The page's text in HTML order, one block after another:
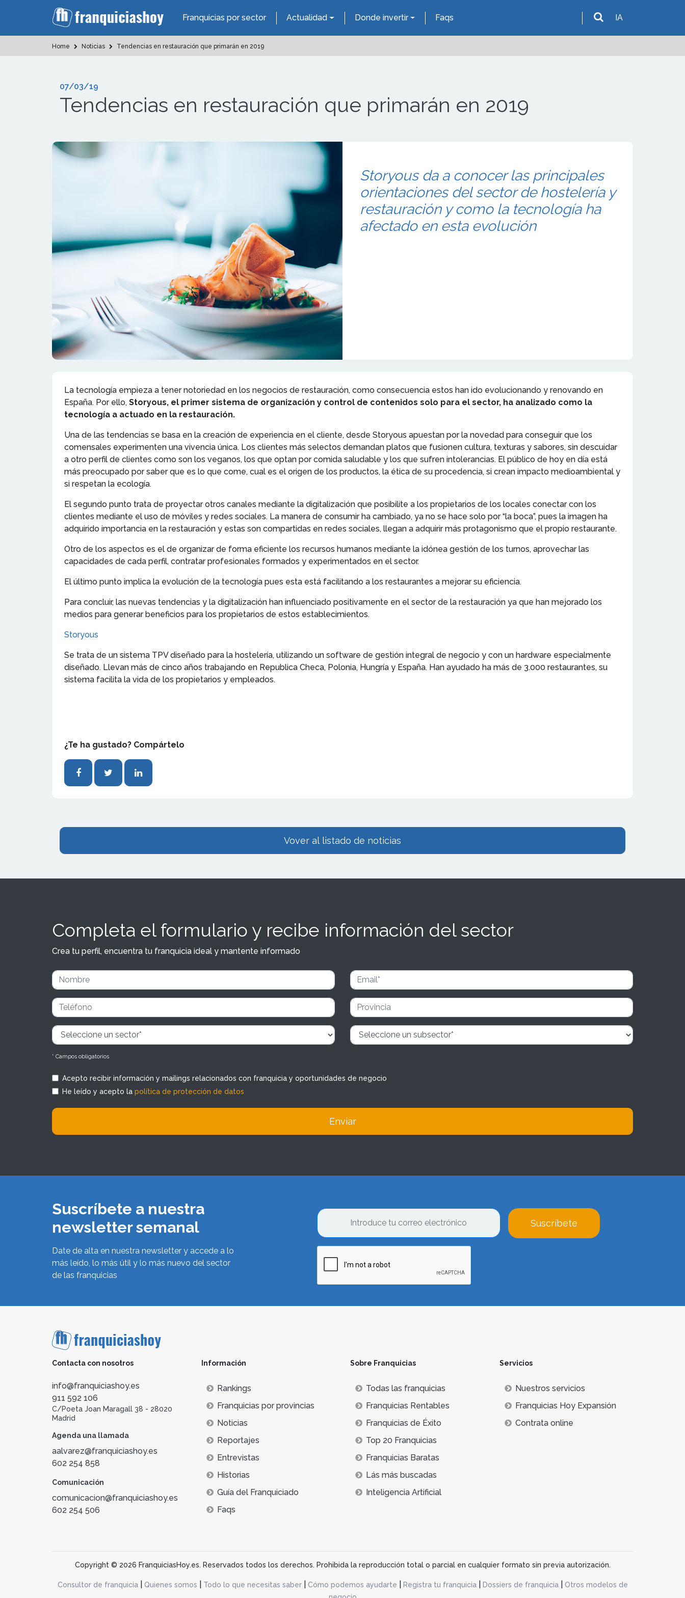
Franquicias por sector Actualidad Donde invertir Faqs IA
Home Noticias Tendencias en restauración que primarán en 2019
07/03/19
Tendencias en restauración que primarán en 2019
Storyous da a conocer las principales
orientaciones del sector de hostelería y
restauración y como la tecnología ha
afectado en esta evolución
La tecnología empieza a tener notoriedad en los negocios de restauración, como consecuencia estos han ido evolucionando y renovando en
España. Por ello, Storyous, el primer sistema de organización y control de contenidos solo para el sector, ha analizado como la
tecnología a actuado en la restauración.
Una de las tendencias se basa en la creación de experiencia en el cliente, desde Storyous apuestan por la novedad para conseguir que los
comensales experimenten una vivencia única. Los clientes más selectos demandan platos que fusionen cultura, texturas y sabores, sin descuidar
a otro perfil de clientes como son los veganos, los que optan por comida saludable y los que sufren intolerancias. El público de hoy en día está
más preocupado por saber que es lo que come, cual es el origen de los productos, la ética de su procedencia, si crean impacto medioambiental y
si respetan la ecología.
El segundo punto trata de proyectar otros canales mediante la digitalización que posibilite a los propietarios de los locales conectar con los
clientes mediante el uso de móviles y redes sociales. La manera de consumir ha cambiado, ya no se hace solo por “la boca”, pues la imagen ha
adquirido importancia en la restauración y estas son compartidas en redes sociales, llegan a adquirir más protagonismo que el propio restaurante.
Otro de los aspectos es el de organizar de forma eficiente los recursos humanos mediante la idónea gestión de los turnos, aprovechar las
capacidades de cada perfil, contratar profesionales formados y experimentados en el sector.
El último punto implica la evolución de la tecnología pues esta está facilitando a los restaurantes a mejorar su eficiencia.
Para concluir, las nuevas tendencias y la digitalización han influenciado positivamente en el sector de la restauración ya que han mejorado los
medios para generar beneficios para los propietarios de estos establecimientos.
Storyous
Se trata de un sistema TPV diseñado para la hostelería, utilizando un software de gestión integral de negocio y con un hardware especialmente
diseñado. Llevan más de cinco años trabajando en Republica Checa, Polonia, Hungría y España. Han ayudado ha más de 3.000 restaurantes, su
sistema facilita la vida de los propietarios y empleados.
¿Te ha gustado? Compártelo
Vover al listado de noticias
Completa el formulario y recibe información del sector
Crea tu perfil, encuentra tu franquicia ideal y mantente informado
* Campos obligatorios
Acepto recibir información y mailings relacionados con franquicia y oportunidades de negocio
He leído y acepto la política de protección de datos
Enviar
Suscríbete a nuestra
newsletter semanal
Date de alta en nuestra newsletter y accede a lo
más leído, lo más útil y lo más nuevo del sector
de las franquicias
Suscríbete
Contacta con nosotros
info@franquiciashoy.es
911 592 106
C/Poeta Joan Maragall 38 - 28020
Madrid
Agenda una llamada
aalvarez@franquiciashoy.es
602 254 858
Comunicación
comunicacion@franquiciashoy.es
602 254 506
Información
Rankings
Franquicias por provincias
Noticias
Reportajes
Entrevistas
Historias
Guía del Franquiciado
Faqs
Sobre Franquicias
Todas las franquicias
Franquicias Rentables
Franquicias de Éxito
Top 20 Franquicias
Franquicias Baratas
Lás más buscadas
Inteligencia Artificial
Servicios
Nuestros servicios
Franquicias Hoy Expansión
Contrata online
Copyright © 2026 FranquiciasHoy.es. Reservados todos los derechos. Prohibida la reproducción total o parcial en cualquier formato sin previa autorización.
Consultor de franquicia| Quienes somos Todo lo que necesitas saber| Cómo podemos ayudarte Registra tu franquicia| Dossiers de franquicia|
Otros modelos de